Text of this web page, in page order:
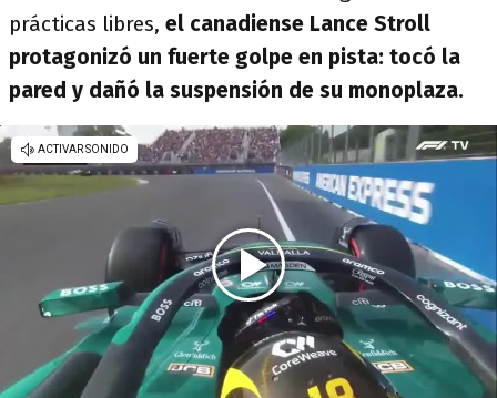
prácticas libres, el canadiense Lance Stroll
protagonizó un fuerte golpe en pista: tocó la
pared y dañó la suspensión de su monoplaza.